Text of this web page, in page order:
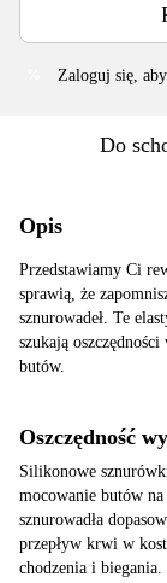
Zaloguj się ,
Do
Opis
Przedstawiamy Ci
sprawią, że
sznurowadeł. Te
szukają
butów.
Oszczędność
Silikonowe
mocowanie butów
sznurowadła
przepływ krwi w
chodzenia i